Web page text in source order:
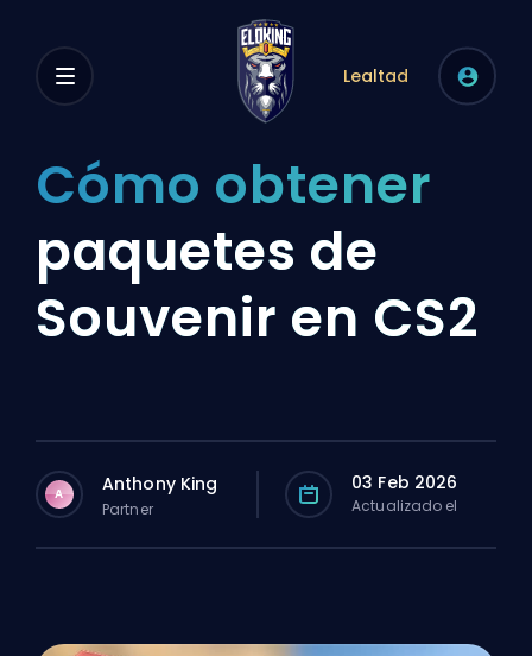
Lealtad
Cómo obtener
paquetes de
Souvenir en CS2
A Anthony King
Partner
03 Feb 2026
Actualizado el